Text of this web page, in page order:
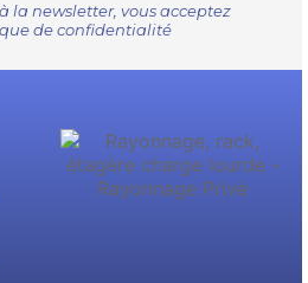
la newsletter, vous acceptez
de confidentialité